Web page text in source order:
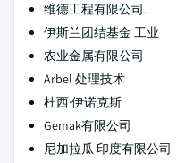
维德工程有限公司.
伊斯兰团结基金 工业
农业金属有限公司
Arbel 处理技术
杜西·伊诺克斯
Gemak有限公司
尼加拉瓜 印度有限公司